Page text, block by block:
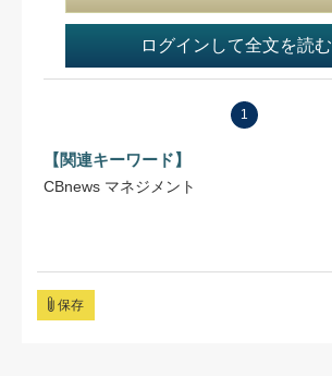
ログインして全文を読む
1
【関連キーワード】
CBnews マネジメント
保存